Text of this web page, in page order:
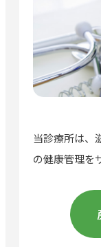
当診療所は、
の健康管理を